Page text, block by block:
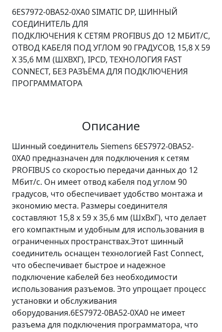
6ES7972-0BA52-0XA0 SIMATIC DP, ШИННЫЙ
CОЕДИНИТЕЛЬ ДЛЯ
ПОДКЛЮЧЕНИЯ К СЕТЯМ PROFIBUS ДО 12 МБИТ/С,
ОТВОД КАБЕЛЯ ПОД УГЛОМ 90 ГРАДУСОВ, 15,8 X 59
X 35,6 MM (ШXВXГ), IPCD, ТЕХНОЛОГИЯ FAST
CONNECT, БЕЗ РАЗЪЁМА ДЛЯ ПОДКЛЮЧЕНИЯ
ПРОГРАММАТОРА
Описание
Шинный соединитель Siemens 6ES7972-0BA52-
0XA0 предназначен для подключения к сетям
PROFIBUS со скоростью передачи данных до 12
Мбит/с. Он имеет отвод кабеля под углом 90
градусов, что обеспечивает удобство монтажа и
экономию места. Размеры соединителя
составляют 15,8 x 59 x 35,6 мм (ШхВхГ), что делает
его компактным и удобным для использования в
ограниченных пространствах.Этот шинный
соединитель оснащен технологией Fast Connect,
что обеспечивает быстрое и надежное
подключение кабелей без необходимости
использования разъемов. Это упрощает процесс
установки и обслуживания
оборудования.6ES7972-0BA52-0XA0 не имеет
разъема для подключения программатора, что